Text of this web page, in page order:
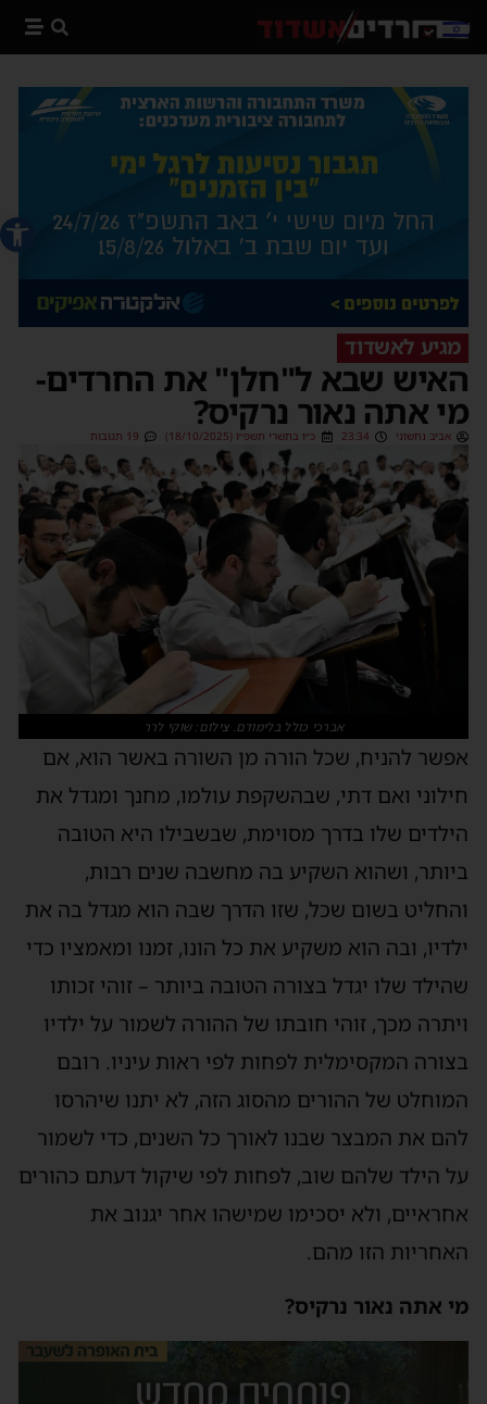
פתח
מגיע לאשדוד
האיש שבא ל"חלן" את החרדים-
מי אתה נאור נרקיס?
אביב נחשוני 23:34 כ״ו בתשרי תשפ״ו (18/10/2025) 19 תגובות
אברכי כולל בלימודם. צילום: שוקי לרר
אפשר להניח, שכל הורה מן השורה באשר הוא, אם
חילוני ואם דתי, שבהשקפת עולמו, מחנך ומגדל את
הילדים שלו בדרך מסוימת, שבשבילו היא הטובה
ביותר, ושהוא השקיע בה מחשבה שנים רבות,
והחליט בשום שכל, שזו הדרך שבה הוא מגדל בה את
ילדיו, ובה הוא משקיע את כל הונו, זמנו ומאמציו כדי
שהילד שלו יגדל בצורה הטובה ביותר – זוהי זכותו
ויתרה מכך, זוהי חובתו של ההורה לשמור על ילדיו
בצורה המקסימלית לפחות לפי ראות עיניו. רובם
המוחלט של ההורים מהסוג הזה, לא יתנו שיהרסו
להם את המבצר שבנו לאורך כל השנים, כדי לשמור
על הילד שלהם שוב, לפחות לפי שיקול דעתם כהורים
אחראיים, ולא יסכימו שמישהו אחר יגנוב את
האחריות הזו מהם.
מי אתה נאור נרקיס?